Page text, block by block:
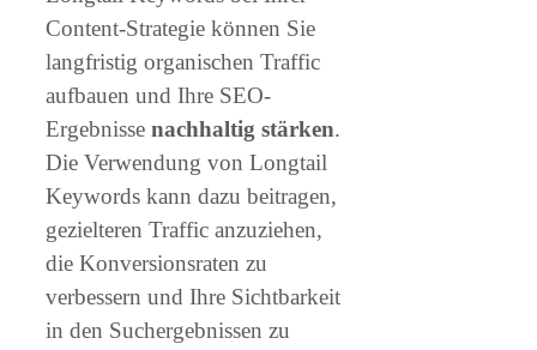
Content-Strategie können Sie
langfristig organischen Traffic
aufbauen und Ihre SEO-
Ergebnisse nachhaltig stärken.
Die Verwendung von Longtail
Keywords kann dazu beitragen,
gezielteren Traffic anzuziehen,
die Konversionsraten zu
verbessern und Ihre Sichtbarkeit
in den Suchergebnissen zu